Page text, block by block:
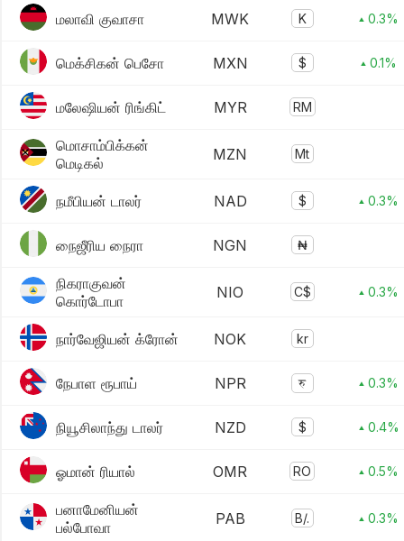
மலாவி குவாசா MWK K ▴ 0.3%
மெக்சிகன் பெசோ MXN $ ▴ 0.1%
மலேஷியன் ரிங்கிட் MYR RM
மொசாம்பிக்கன்
மெடிகல்
MZN Mt
நமீபியன் டாலர் NAD $ ▴ 0.3%
நைஜீரிய நைரா NGN ₦
நிகராகுவன்
கொர்டோபா
NIO C$ ▴ 0.3%
நார்வேஜியன் க்ரோன் NOK kr
நேபாள ரூபாய் NPR रु ▴ 0.3%
நியூசிலாந்து டாலர் NZD $ ▴ 0.4%
ஓமான் ரியால் OMR RO ▴ 0.5%
பனாமேனியன்
பல்போவா
PAB B/. ▴ 0.3%